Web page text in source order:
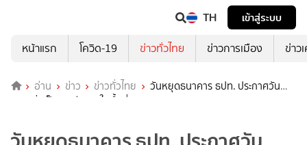
TH
เข้าสู่ระบบ
หน้าแรก
โควิด-19 ข่าวทั่วไทย ข่าวการเมือง ข่าว
อ่าน ข่าว ข่าวทั่วไทย
วันหยุดธนาคาร ธปท. ประกาศวัน
หยุดเพิ่มเป็นกรณีพิเศษในพื้นที่กทม. 16 ตุลาคม 2569